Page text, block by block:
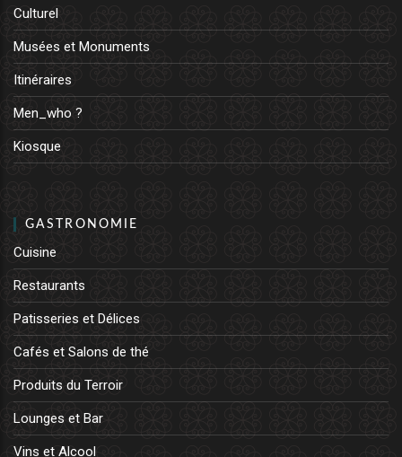
Culturel
Musées et Monuments
Itinéraires
Men_who ?
Kiosque
GASTRONOMIE
Cuisine
Restaurants
Patisseries et Délices
Cafés et Salons de thé
Produits du Terroir
Lounges et Bar
Vins et Alcool